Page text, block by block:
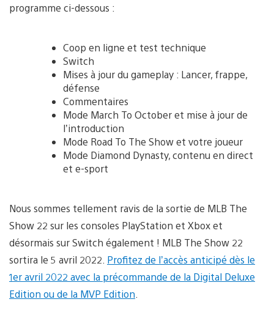
programme ci-dessous :
Coop en ligne et test technique
Switch
Mises à jour du gameplay : Lancer, frappe,
défense
Commentaires
Mode March To October et mise à jour de
l’introduction
Mode Road To The Show et votre joueur
Mode Diamond Dynasty, contenu en direct
et e-sport
Nous sommes tellement ravis de la sortie de MLB The
Show 22 sur les consoles PlayStation et Xbox et
désormais sur Switch également ! MLB The Show 22
sortira le 5 avril 2022. Profitez de l’accès anticipé dès le
1er avril 2022 avec la précommande de la Digital Deluxe
Edition ou de la MVP Edition.